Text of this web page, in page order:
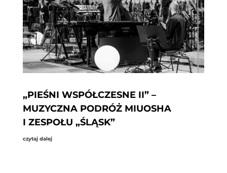
„PIEŚNI WSPÓŁCZESNE II” –
MUZYCZNA PODRÓŻ MIUOSHA
I ZESPOŁU „ŚLĄSK”
czytaj dalej